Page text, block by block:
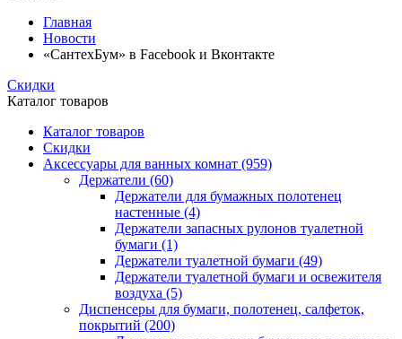
Главная
Новости
«СантехБум» в Facebook и Вконтакте
Скидки
Каталог товаров
Каталог товаров
Скидки
Аксессуары для ванных комнат (959)
Держатели (60)
Держатели для бумажных полотенец
настенные (4)
Держатели запасных рулонов туалетной
бумаги (1)
Держатели туалетной бумаги (49)
Держатели туалетной бумаги и освежителя
воздуха (5)
Диспенсеры для бумаги, полотенец, салфеток,
покрытий (200)